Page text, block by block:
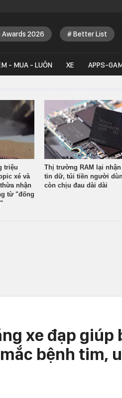
2026 Better List
- MUA - LUÔN XE APPS-
triệu
xé và
nhận
từ "đống
Thị trường RAM lại nhận
tin dữ, túi tiền người
còn chịu đau dài dài
xe đạp giúp
bệnh tim,